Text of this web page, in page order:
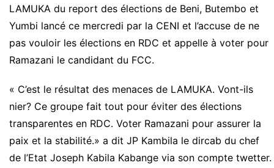
LAMUKA du report des élections de Beni, Butembo et
Yumbi lancé ce mercredi par la CENI et l’accuse de ne
pas vouloir les élections en RDC et appelle à voter pour
Ramazani le candidant du FCC.
« C’est le résultat des menaces de LAMUKA. Vont-ils
nier? Ce groupe fait tout pour éviter des élections
transparentes en RDC. Voter Ramazani pour assurer la
paix et la stabilité.» a dit JP Kambila le dircab du chef
de l’Etat Joseph Kabila Kabange via son compte twetter.